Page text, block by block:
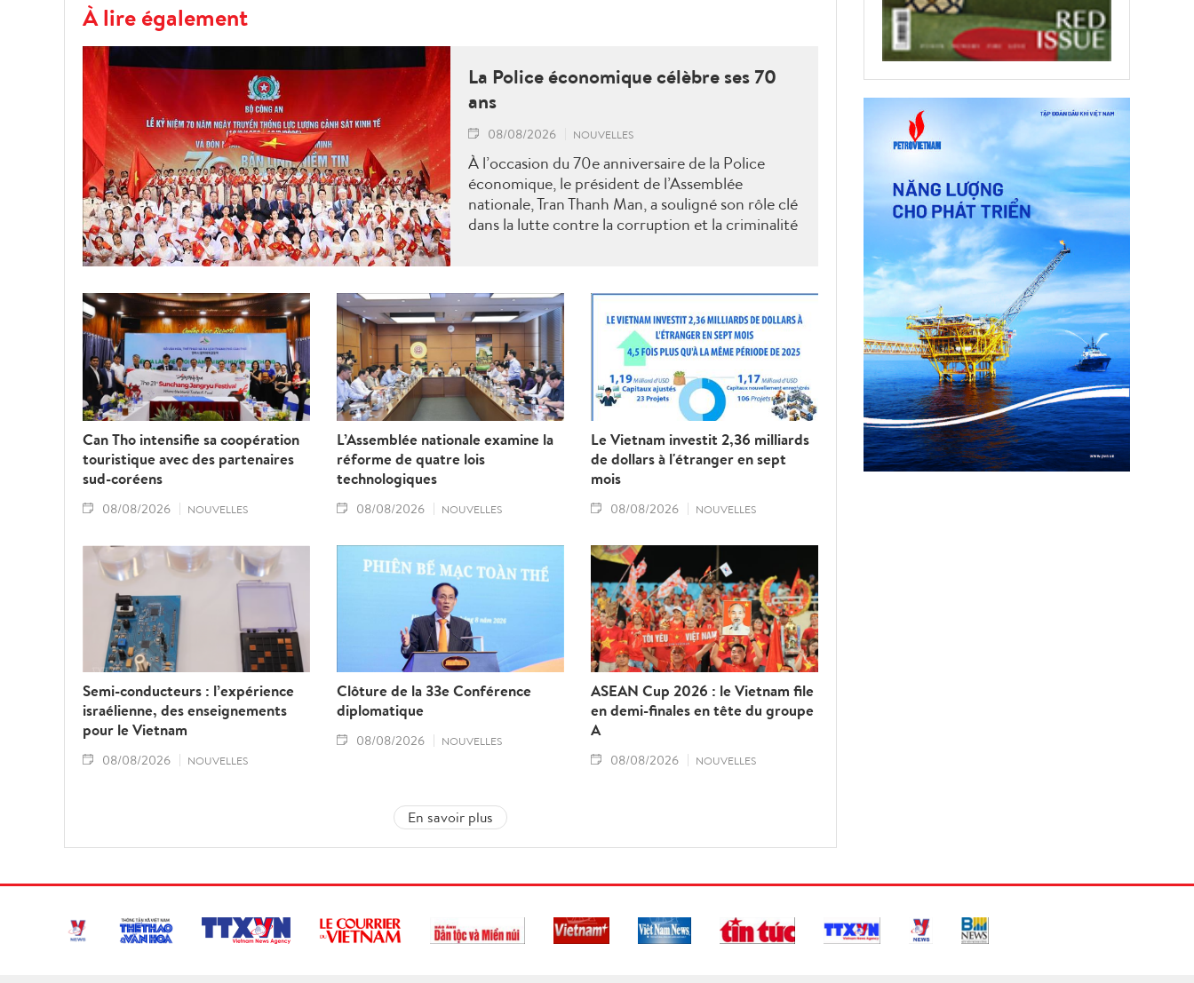
À lire également
La Police économique célèbre ses 70
ans
08/08/2026 NOUVELLES
À l’occasion du 70e anniversaire de la Police
économique, le président de l’Assemblée
nationale, Tran Thanh Man, a souligné son rôle clé
dans la lutte contre la corruption et la criminalité
Can Tho intensifie sa coopération
touristique avec des partenaires
sud-coréens
08/08/2026 NOUVELLES
L’Assemblée nationale examine la
réforme de quatre lois
technologiques
08/08/2026 NOUVELLES
Le Vietnam investit 2,36 milliards
de dollars à l'étranger en sept
mois
08/08/2026 NOUVELLES
Semi-conducteurs : l’expérience
israélienne, des enseignements
pour le Vietnam
08/08/2026 NOUVELLES
Clôture de la 33e Conférence
diplomatique
08/08/2026 NOUVELLES
ASEAN Cup 2026 : le Vietnam file
en demi-finales en tête du groupe
A
08/08/2026 NOUVELLES
En savoir plus